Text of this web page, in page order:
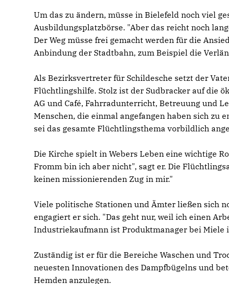
Um das zu ändern, müsse in Bielefeld noch viel
Ausbildungsplatzbörse. "Aber das reicht noch
Der Weg müsse frei gemacht werden für die
Anbindung der Stadtbahn, zum Beispiel die
Als Bezirksvertreter für Schildesche setzt der
Flüchtlingshilfe. Stolz ist der Sudbracker auf die
AG und Café, Fahrradunterricht, Betreuung und
Menschen, die einmal angefangen haben sich zu
sei das gesamte Flüchtlingsthema vorbildlich
Die Kirche spielt in Webers Leben eine wichtige
Fromm bin ich aber nicht", sagt er. Die
keinen missionierenden Zug in mir."
Viele politische Stationen und Ämter ließen sich
engagiert er sich. "Das geht nur, weil ich einen
Industriekaufmann ist Produktmanager bei Miele
Zuständig ist er für die Bereiche Waschen und
neuesten Innovationen des Dampfbügelns und
Hemden anzulegen.